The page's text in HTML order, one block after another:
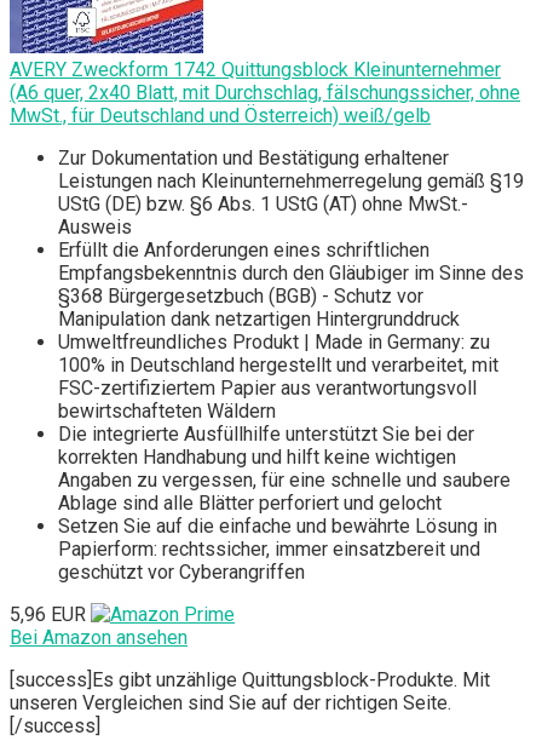
AVERY Zweckform 1742 Quittungsblock Kleinunternehmer
(A6 quer, 2x40 Blatt, mit Durchschlag, fälschungssicher, ohne
MwSt., für Deutschland und Österreich) weiß/gelb
Zur Dokumentation und Bestätigung erhaltener
Leistungen nach Kleinunternehmerregelung gemäß §19
UStG (DE) bzw. §6 Abs. 1 UStG (AT) ohne MwSt.-
Ausweis
Erfüllt die Anforderungen eines schriftlichen
Empfangsbekenntnis durch den Gläubiger im Sinne des
§368 Bürgergesetzbuch (BGB) - Schutz vor
Manipulation dank netzartigen Hintergrunddruck
Umweltfreundliches Produkt | Made in Germany: zu
100% in Deutschland hergestellt und verarbeitet, mit
FSC-zertifiziertem Papier aus verantwortungsvoll
bewirtschafteten Wäldern
Die integrierte Ausfüllhilfe unterstützt Sie bei der
korrekten Handhabung und hilft keine wichtigen
Angaben zu vergessen, für eine schnelle und saubere
Ablage sind alle Blätter perforiert und gelocht
Setzen Sie auf die einfache und bewährte Lösung in
Papierform: rechtssicher, immer einsatzbereit und
geschützt vor Cyberangriffen
5,96 EUR
Bei Amazon ansehen
[success]Es gibt unzählige Quittungsblock-Produkte. Mit
unseren Vergleichen sind Sie auf der richtigen Seite.
[/success]